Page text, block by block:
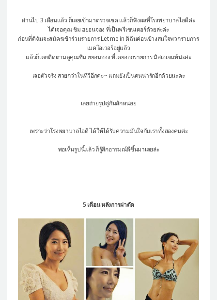
ผ่านไป 3 เดือนแล้ว ก็เลยเข้ามาตรวจเชค แล้วก็ฟังผลที่โรงพยาบาลไอดีค่ะ
ได้เจอคุณ ชิม ฮยอนจอง ที่เป็นพรีเซนเตอร์ด้วยล่ะค่ะ
ก่อนที่ดิฉันจะสมัครเข้าร่วมรายการ Let me in ดิฉันค่อนข้างสนใจพวกรายการ
เมคโอเวอร์อยู่แล้ว
แล้วก็เคยติดตามดูคุณชิม ฮยอนจอง ที่เคยออกรายการ มิสเอเจนท์น่ะค่ะ
เจอตัวจริง สวยกว่าในทีวีอีกค่ะ~ แถมยังเป็นคนน่ารักอีกด้วยนะคะ
เลยถ่ายรูปคู่กันสักหน่อย
เพราะว่าโรงพยาบาลไอดี ได้ให้ได้รับความมั่นใจกับเราทั้งสองคนค่ะ
พอเห็นรูปนี้แล้ว ก็รู้สึกอารมณ์ดีขึ้นมาเลยล่ะ
5 เดือน หลังการผ่าตัด